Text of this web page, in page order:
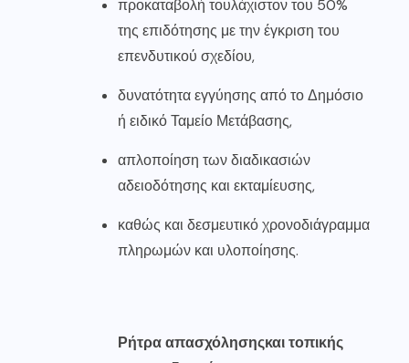
προκαταβολή τουλάχιστον του 50%
της επιδότησης με την έγκριση του
επενδυτικού σχεδίου,
δυνατότητα εγγύησης από το Δημόσιο
ή ειδικό Ταμείο Μετάβασης,
απλοποίηση των διαδικασιών
αδειοδότησης και εκταμίευσης,
καθώς και δεσμευτικό χρονοδιάγραμμα
πληρωμών και υλοποίησης.
Ρήτρα απασχόλησηςκαι τοπικής